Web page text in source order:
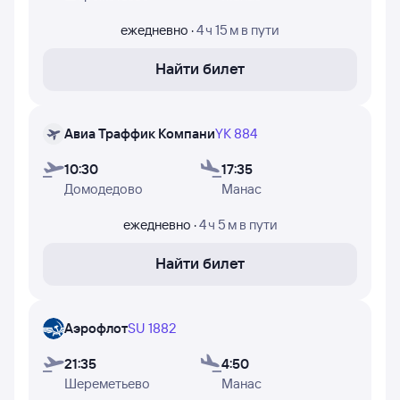
Аэрофлот, Авиа Траффик Компани и Аэро Номад
Эйрлайнс осуществляют полёты.
ежедневно ·4 ч 15 м в пути
Найти билет
Авиа Траффик КомпаниYK 884
10:30
Домодедово
17:35
Манас
ежедневно ·4 ч 5 м в пути
Найти билет
АэрофлотSU 1882
21:35
Шереметьево
4:50
Манас